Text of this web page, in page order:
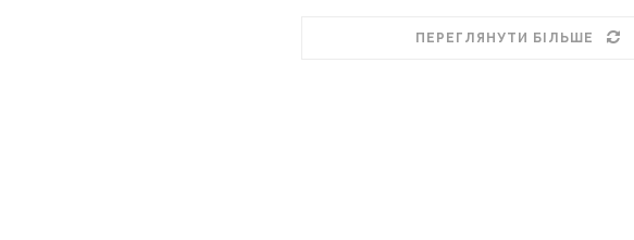
ПЕРЕГЛЯНУТИ БІЛЬШЕ